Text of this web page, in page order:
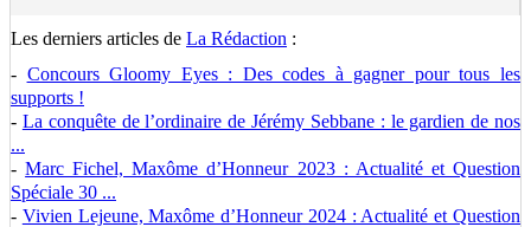
Les derniers articles de La Rédaction :
- Concours Gloomy Eyes : Des codes à gagner pour tous les
supports !
- La conquête de l’ordinaire de Jérémy Sebbane : le gardien de nos
...
-Marc Fichel, Maxôme d’Honneur 2023 : Actualité et Question
Spéciale 30 ...
- Vivien Lejeune, Maxôme d’Honneur 2024 : Actualité et Question